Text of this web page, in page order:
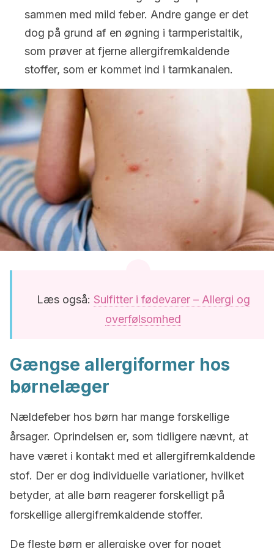
sammen med mild feber. Andre gange er det
dog på grund af en øgning i tarmperistaltik,
som prøver at fjerne allergifremkaldende
stoffer, som er kommet ind i tarmkanalen.
Læs også: Sulfitter i fødevarer – Allergi og
overfølsomhed
Gængse allergiformer hos
børnelæger
Nældefeber hos børn har mange forskellige
årsager. Oprindelsen er, som tidligere nævnt, at
have været i kontakt med et allergifremkaldende
stof. Der er dog individuelle variationer, hvilket
betyder, at alle børn reagerer forskelligt på
forskellige allergifremkaldende stoffer.
De fleste børn er allergiske over for noget